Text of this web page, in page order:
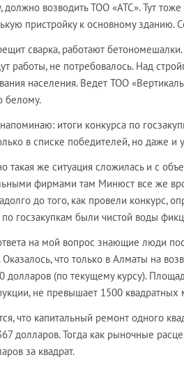
должно возводить ТОО «АТС». Тут
пристройку к основному зданию.
сварка, работают
работы, не потребовалось. Над
населения. Ведет ТОО
белому.
итоги конкурса по
в списке победителей, но даже и
такая же ситуация сложилась и с
фирмами там Минюст все же
до того, как провели конкурс,
госзакупкам были чистой воды
на мой вопрос знающие люди
Оказалось, что только в Алматы на
долларов (по текущему курсу).
не превышает 1500
что капитальный ремонт одного
долларов. Тогда как рыночные
за квадрат.